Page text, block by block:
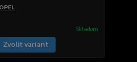
Skladom
Zvoliť variant